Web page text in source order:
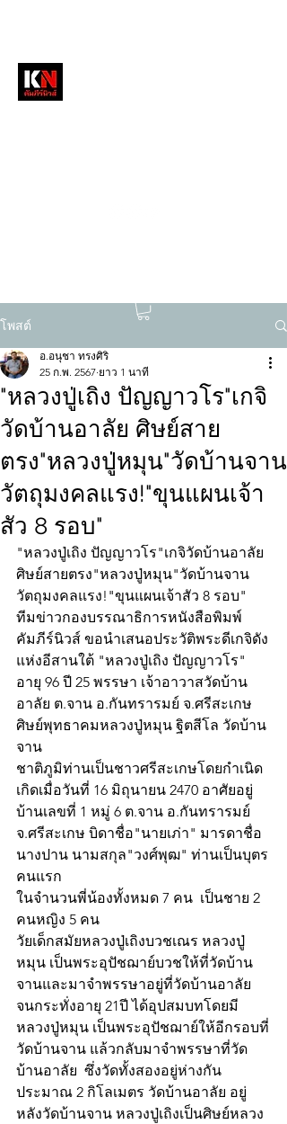
โพสต์
"หลวงปู่เถิง ปัญญาวโร"เกจิ
วัดบ้านอาลัย ศิษย์สาย
ตรง"หลวงปู่หมุน"วัดบ้านจาน
วัตถุมงคลแรง!"ขุนแผนเจ้า
สัว 8 รอบ"
อ.อนุชา ทรงศิริ
25 ก.พ. 2567 ยาว 1 นาที
"หลวงปู่เถิง ปัญญาวโร"เกจิวัดบ้านอาลัย
ศิษย์สายตรง"หลวงปู่หมุน"วัดบ้านจาน
วัตถุมงคลแรง!"ขุนแผนเจ้าสัว 8 รอบ"
ทีมข่าวกองบรรณาธิการหนังสือพิมพ์
คัมภีร์นิวส์ ขอนำเสนอประวัติพระดีเกจิดัง
แห่งอีสานใต้ "หลวงปู่เถิง ปัญญาวโร"
อายุ 96 ปี 25 พรรษา เจ้าอาวาสวัดบ้าน
อาลัย ต.จาน อ.กันทรารมย์ จ.ศรีสะเกษ
ศิษย์พุทธาคมหลวงปู่หมุน ฐิตสีโล วัดบ้าน
จาน
ชาติภูมิท่านเป็นชาวศรีสะเกษโดยกำเนิด
เกิดเมื่อวันที่ 16 มิถุนายน 2470 อาศัยอยู่
บ้านเลขที่ 1 หมู่ 6 ต.จาน อ.กันทรารมย์
จ.ศรีสะเกษ บิดาชื่อ"นายเภ่า" มารดาชื่อ
นางปาน นามสกุล"วงศ์พุฒ" ท่านเป็นบุตร
คนแรก
ในจำนวนพี่น้องทั้งหมด 7 คน  เป็นชาย 2
คนหญิง 5 คน
วัยเด็กสมัยหลวงปู่เถิงบวชเณร หลวงปู่
หมุน เป็นพระอุปัชฌาย์บวชให้ที่วัดบ้าน
จานและมาจำพรรษาอยู่ที่วัดบ้านอาลัย
จนกระทั่งอายุ 21ปี ได้อุปสมบทโดยมี
หลวงปู่หมุน เป็นพระอุปัชฌาย์ให้อีกรอบที่
วัดบ้านจาน แล้วกลับมาจำพรรษาที่วัด
บ้านอาลัย  ซึ่งวัดทั้งสองอยู่ห่างกัน
ประมาณ 2 กิโลเมตร วัดบ้านอาลัย อยู่
หลังวัดบ้านจาน หลวงปู่เถิงเป็นศิษย์หลวง